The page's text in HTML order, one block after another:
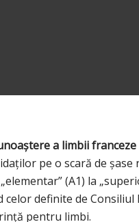
a limbii franceze
pe o scară de șase
(A1) la
celor definite de Consiliul
pentru limbi.